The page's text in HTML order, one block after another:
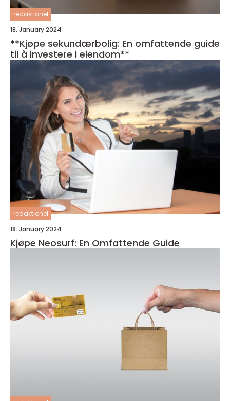
redaktionel
18. January 2024
**Kjøpe sekundærbolig: En omfattende guide
til å investere i eiendom**
redaktionel
18. January 2024
Kjøpe Neosurf: En Omfattende Guide